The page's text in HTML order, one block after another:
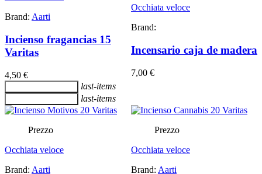
Brand: Aarti
Incienso fragancias 15
Varitas
4,50 €
last-items
last-items
Occhiata veloce
Brand:
Incensario caja de madera
7,00 €
Prezzo
Occhiata veloce
Brand: Aarti
Prezzo
Occhiata veloce
Brand: Aarti